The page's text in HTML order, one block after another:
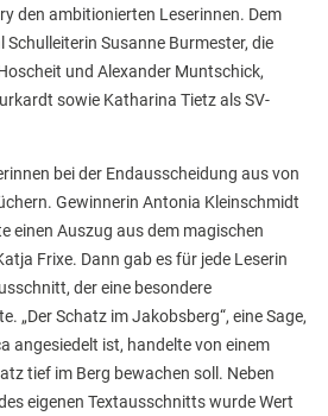
den ambitionierten Leserinnen. Dem
Susanne Burmester, die
und Alexander Muntschick,
sowie Katharina Tietz als SV-
bei der Endausscheidung aus von
Gewinnerin Antonia Kleinschmidt
einen Auszug aus dem magischen
Frixe. Dann gab es für jede Leserin
der eine besondere
„Der Schatz im Jakobsberg“, eine Sage,
angesiedelt ist, handelte von einem
tief im Berg bewachen soll. Neben
eigenen Textausschnitts wurde Wert